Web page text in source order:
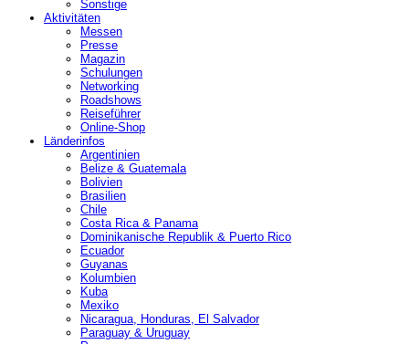
Sonstige
Aktivitäten
Messen
Presse
Magazin
Schulungen
Networking
Roadshows
Reiseführer
Online-Shop
Länderinfos
Argentinien
Belize & Guatemala
Bolivien
Brasilien
Chile
Costa Rica & Panama
Dominikanische Republik & Puerto Rico
Ecuador
Guyanas
Kolumbien
Kuba
Mexiko
Nicaragua, Honduras, El Salvador
Paraguay & Uruguay